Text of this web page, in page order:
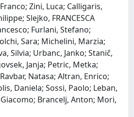
Zini, Luca; Calligaris,
Slejko, FRANCESCA
Furlani, Stefano;
Sara; Michelini, Marzia;
Silvia; Urbanc, Janko; Stanič,
Janja; Petric, Metka;
Natasa; Altran, Enrico;
Daniela; Sossi, Paolo; Leban,
Brancelj, Anton; Mori,